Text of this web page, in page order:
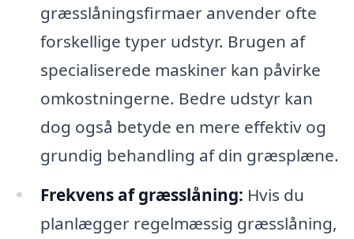
græsslåningsfirmaer anvender ofte
forskellige typer udstyr. Brugen af
specialiserede maskiner kan påvirke
omkostningerne. Bedre udstyr kan
dog også betyde en mere effektiv og
grundig behandling af din græsplæne.
Frekvens af græsslåning: Hvis du
planlægger regelmæssig græsslåning,